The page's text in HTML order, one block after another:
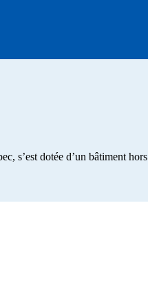
s’est dotée d’un bâtiment